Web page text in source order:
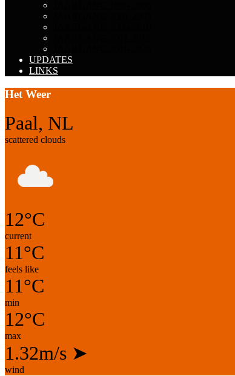
UPDATES
LINKS
Het Weer
Paal, NL
scattered clouds
12°C
current
11°C
feels like
11°C
min
12°C
max
1.32m/s ➤
wind